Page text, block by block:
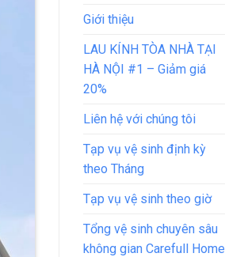
Giới thiệu
LAU KÍNH TÒA NHÀ TẠI
HÀ NỘI #1 – Giảm giá
20%
Liên hệ với chúng tôi
Tạp vụ vệ sinh định kỳ
theo Tháng
Tạp vụ vệ sinh theo giờ
Tổng vệ sinh chuyên sâu
không gian Carefull Home